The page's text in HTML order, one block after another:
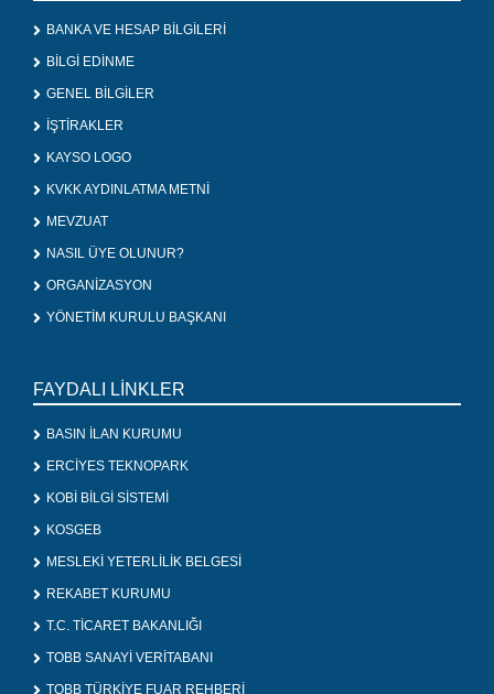
BANKA VE HESAP BİLGİLERİ
BİLGİ EDİNME
GENEL BİLGİLER
İŞTİRAKLER
KAYSO LOGO
KVKK AYDINLATMA METNİ
MEVZUAT
NASIL ÜYE OLUNUR?
ORGANİZASYON
YÖNETİM KURULU BAŞKANI
FAYDALI LİNKLER
BASIN İLAN KURUMU
ERCİYES TEKNOPARK
KOBİ BİLGİ SİSTEMİ
KOSGEB
MESLEKİ YETERLİLİK BELGESİ
REKABET KURUMU
T.C. TİCARET BAKANLIĞI
TOBB SANAYİ VERİTABANI
TOBB TÜRKİYE FUAR REHBERİ